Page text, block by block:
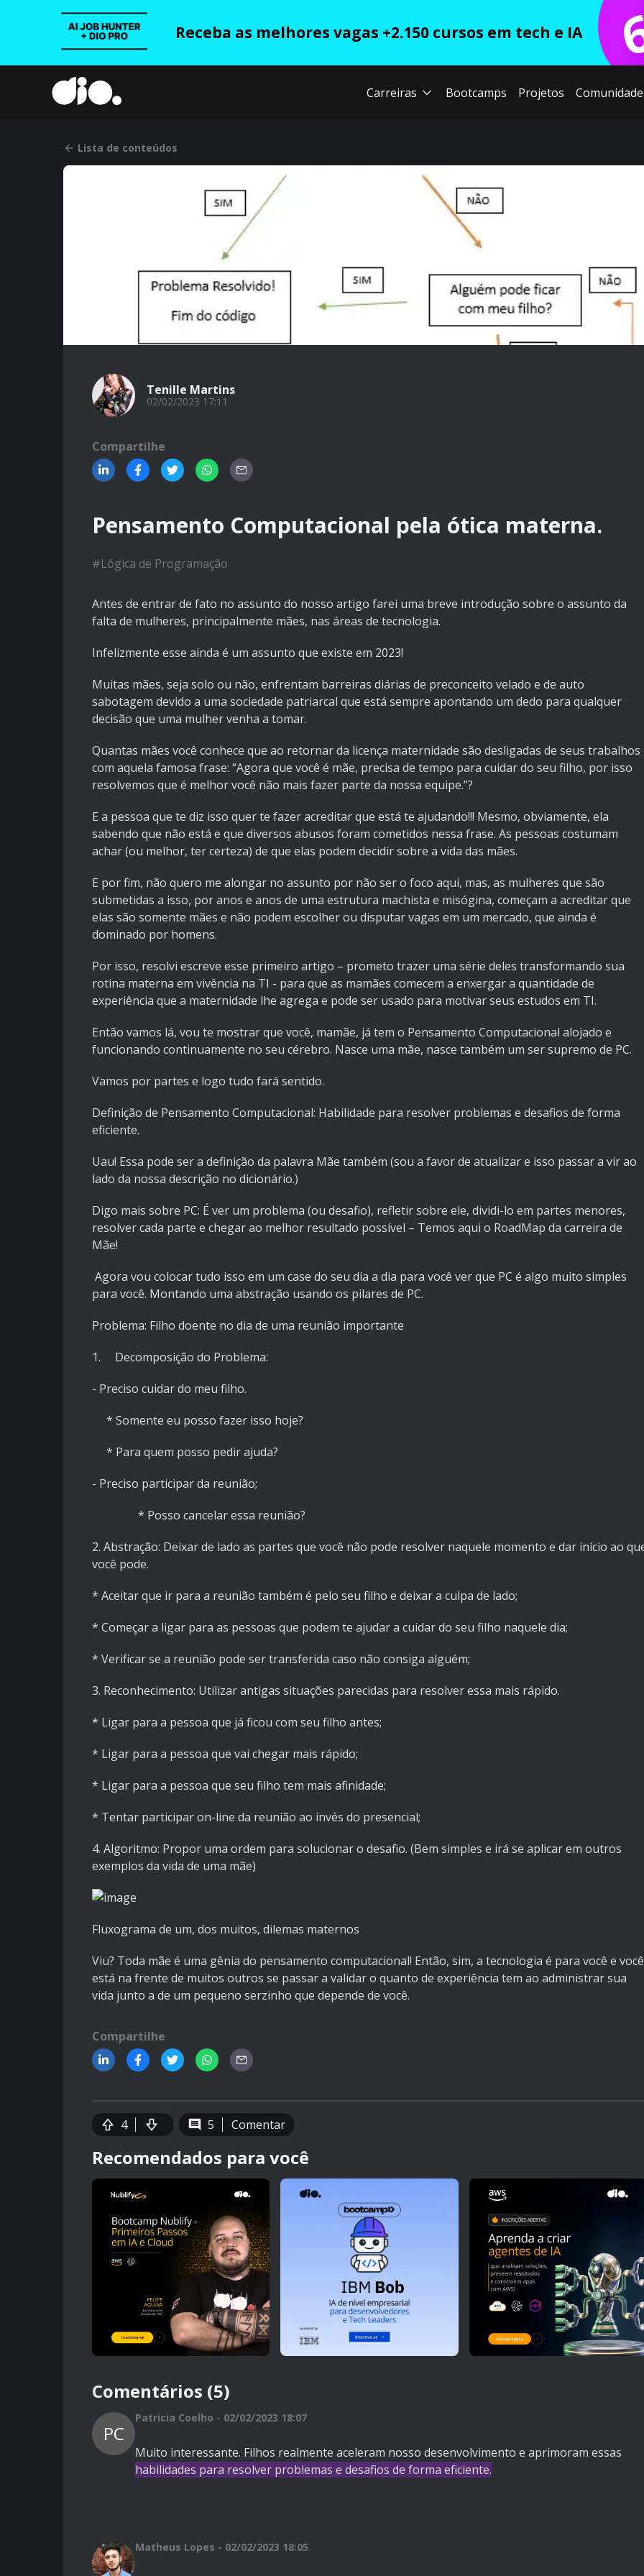
Receba as melhores vagas +2.150 cursos em tech e IA
Carreiras Bootcamps Projetos Comunidade
Lista de conteúdos
Tenille Martins
02/02/2023 17:11
Compartilhe
Pensamento Computacional pela ótica materna.
#Lógica de Programação
Antes de entrar de fato no assunto do nosso artigo farei uma breve introdução sobre o assunto da
falta de mulheres, principalmente mães, nas áreas de tecnologia.
Infelizmente esse ainda é um assunto que existe em 2023!
Muitas mães, seja solo ou não, enfrentam barreiras diárias de preconceito velado e de auto
sabotagem devido a uma sociedade patriarcal que está sempre apontando um dedo para qualquer
decisão que uma mulher venha a tomar.
Quantas mães você conhece que ao retornar da licença maternidade são desligadas de seus trabalhos
com aquela famosa frase: “Agora que você é mãe, precisa de tempo para cuidar do seu filho, por isso
resolvemos que é melhor você não mais fazer parte da nossa equipe.”?
E a pessoa que te diz isso quer te fazer acreditar que está te ajudando!!! Mesmo, obviamente, ela
sabendo que não está e que diversos abusos foram cometidos nessa frase. As pessoas costumam
achar (ou melhor, ter certeza) de que elas podem decidir sobre a vida das mães.
E por fim, não quero me alongar no assunto por não ser o foco aqui, mas, as mulheres que são
submetidas a isso, por anos e anos de uma estrutura machista e misógina, começam a acreditar que
elas são somente mães e não podem escolher ou disputar vagas em um mercado, que ainda é
dominado por homens.
Por isso, resolvi escreve esse primeiro artigo – prometo trazer uma série deles transformando sua
rotina materna em vivência na TI - para que as mamães comecem a enxergar a quantidade de
experiência que a maternidade lhe agrega e pode ser usado para motivar seus estudos em TI.
Então vamos lá, vou te mostrar que você, mamãe, já tem o Pensamento Computacional alojado e
funcionando continuamente no seu cérebro. Nasce uma mãe, nasce também um ser supremo de PC.
Vamos por partes e logo tudo fará sentido.
Definição de Pensamento Computacional: Habilidade para resolver problemas e desafios de forma
eficiente.
Uau! Essa pode ser a definição da palavra Mãe também (sou a favor de atualizar e isso passar a vir ao
lado da nossa descrição no dicionário.)
Digo mais sobre PC: É ver um problema (ou desafio), refletir sobre ele, dividi-lo em partes menores,
resolver cada parte e chegar ao melhor resultado possível – Temos aqui o RoadMap da carreira de
Mãe!
Agora vou colocar tudo isso em um case do seu dia a dia para você ver que PC é algo muito simples
para você. Montando uma abstração usando os pilares de PC.
Problema: Filho doente no dia de uma reunião importante
1. Decomposição do Problema:
- Preciso cuidar do meu filho.
* Somente eu posso fazer isso hoje?
* Para quem posso pedir ajuda?
- Preciso participar da reunião;
* Posso cancelar essa reunião?
2. Abstração: Deixar de lado as partes que você não pode resolver naquele momento e dar início ao
você pode.
* Aceitar que ir para a reunião também é pelo seu filho e deixar a culpa de lado;
* Começar a ligar para as pessoas que podem te ajudar a cuidar do seu filho naquele dia;
* Verificar se a reunião pode ser transferida caso não consiga alguém;
3. Reconhecimento: Utilizar antigas situações parecidas para resolver essa mais rápido.
* Ligar para a pessoa que já ficou com seu filho antes;
* Ligar para a pessoa que vai chegar mais rápido;
* Ligar para a pessoa que seu filho tem mais afinidade;
* Tentar participar on-line da reunião ao invés do presencial;
4. Algoritmo: Propor uma ordem para solucionar o desafio. (Bem simples e irá se aplicar em outros
exemplos da vida de uma mãe)
Fluxograma de um, dos muitos, dilemas maternos
Viu? Toda mãe é uma gênia do pensamento computacional! Então, sim, a tecnologia é para você e você
está na frente de muitos outros se passar a validar o quanto de experiência tem ao administrar sua
vida junto a de um pequeno serzinho que depende de você.
Compartilhe
4 5 Comentar
Recomendados para você
Comentários (5)
PC
Patricia Coelho - 02/02/2023 18:07
Muito interessante. Filhos realmente aceleram nosso desenvolvimento e aprimoram essas
habilidades para resolver problemas e desafios de forma eficiente.
Matheus Lopes - 02/02/2023 18:05